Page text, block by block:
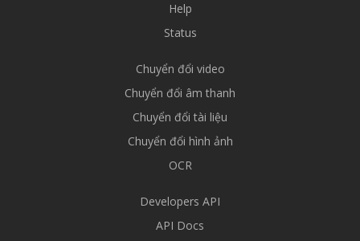
Help
Status
Chuyển đổi video
Chuyển đổi âm thanh
Chuyển đổi tài liệu
Chuyển đổi hình ảnh
OCR
Developers API
API Docs